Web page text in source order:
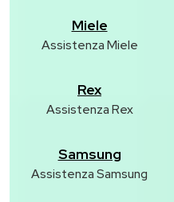
Miele
Assistenza Miele
Rex
Assistenza Rex
Samsung
Assistenza Samsung